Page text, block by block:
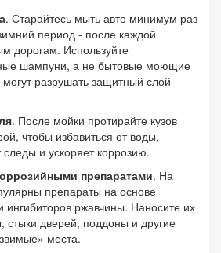
. Старайтесь мыть авто минимум раз
период - после каждой
дорогам. Используйте
шампуни, а не бытовые моющие
разрушать защитный слой
. После мойки протирайте кузов
чтобы избавиться от воды,
следы и ускоряет коррозию.
препаратами. На
препараты на основе
ингибиторов ржавчины. Наносите их
стыки дверей, поддоны и другие
места.